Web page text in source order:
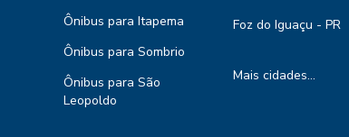
Ônibus para Itapema
Ônibus para Sombrio
Ônibus para São
Leopoldo
Foz do Iguaçu - PR
Mais cidades...